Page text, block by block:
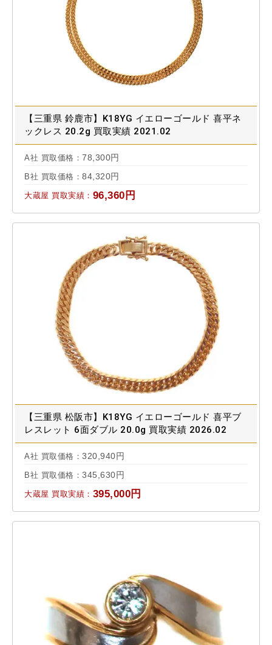
【三重県 鈴鹿市】K18YG イエローゴールド 喜平ネ
ックレス 20.2g 買取実績 2021.02
A社 買取価格： 78,300円
B社 買取価格： 84,320円
大蔵屋 買取実績： 96,360円
【三重県 松阪市】K18YG イエローゴールド 喜平ブ
レスレット 6面ダブル 20.0g 買取実績 2026.02
A社 買取価格： 320,940円
B社 買取価格： 345,630円
大蔵屋 買取実績： 395,000円